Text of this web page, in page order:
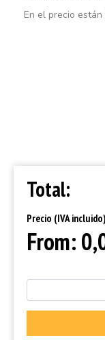
En el precio
Total:
Precio (IVA incluido)
From: